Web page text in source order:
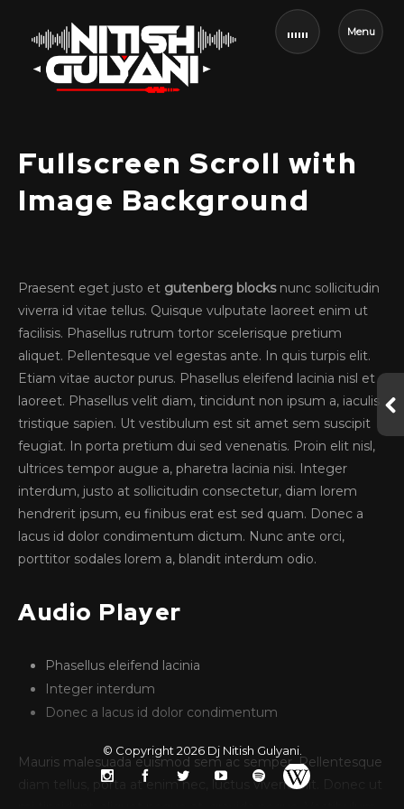
Menu
Fullscreen Scroll with
Image Background
Praesent eget justo et gutenberg blocksnunc sollicitudin
viverra id vitae tellus. Quisque vulputate laoreet enim ut
facilisis. Phasellus rutrum tortor scelerisque pretium
aliquet. Pellentesque vel egestas ante. In quis turpis elit.
Etiam vitae auctor purus. Phasellus eleifend lacinia nisl et
laoreet. Phasellus velit diam, tincidunt non ipsum a, iaculis
tristique sapien. Ut vestibulum est sit amet sem suscipit
feugiat. In porta pretium dui sed venenatis. Proin elit nisl,
ultrices tempor augue a, pharetra lacinia nisi. Integer
interdum, justo at sollicitudin consectetur, diam lorem
hendrerit ipsum, eu finibus erat est sed quam. Donec a
lacus id dolor condimentum dictum. Nunc ante orci,
porttitor sodales lorem a, blandit interdum odio.
Audio Player
Phasellus eleifend lacinia
Integer interdum
Donec a lacus id dolor condimentum
Mauris malesuada euismod sem ac semper. Pellentesque
diam tellus, porta at enim nec, luctus viverra elit. Donec ut
© Copyright 2026 Dj Nitish Gulyani.